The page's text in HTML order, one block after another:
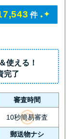
件
使える！
完了
審査時間
10秒簡易審査
郵送物ナシ